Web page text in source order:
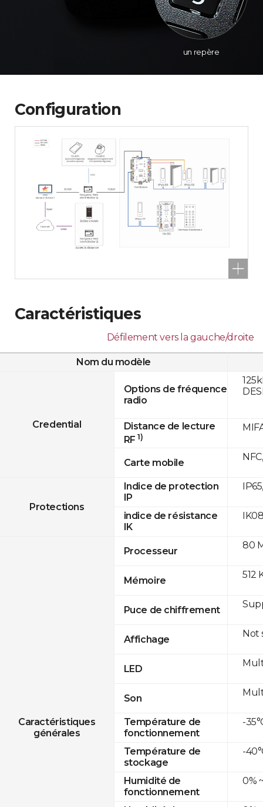
un repère
Configuration
Caractéristiques
Défilement vers la gauche/droite
Nom du modèle
Credential
Options de fréquence
radio
Distance de lecture
RF 1)
Carte mobile
Protections
Indice de protection
IP
indice de résistance
IK
Caractéristiques
générales
Processeur
Mémoire
Puce de chiffrement
Affichage
LED
Son
Température de
fonctionnement
Température de
stockage
Humidité de
fonctionnement
80
512
Not
-
-
0%